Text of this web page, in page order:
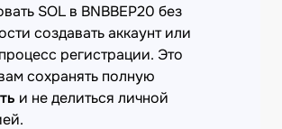
SOL в BNBBEP20 без
создавать аккаунт или
регистрации. Это
сохранять полную
и не делиться личной